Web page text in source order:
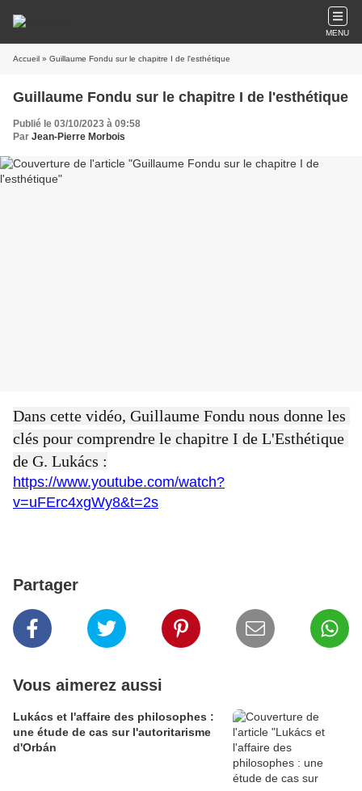
MENU
Accueil » Guillaume Fondu sur le chapitre I de l'esthétique
Guillaume Fondu sur le chapitre I de l'esthétique
Publié le 03/10/2023 à 09:58
Par Jean-Pierre Morbois
Dans cette vidéo, Guillaume Fondu nous donne les
clés pour comprendre le chapitre I de L'Esthétique
de G. Lukács :
https://www.youtube.com/watch?
v=uFErc4xgWy8&t=2s
Partager
Vous aimerez aussi
Lukács et l'affaire des philosophes :
une étude de cas sur l'autoritarisme
d'Orbán